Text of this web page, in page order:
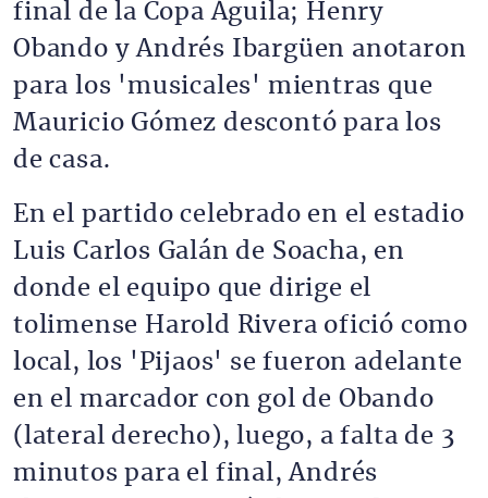
final de la Copa Águila; Henry
Obando y Andrés Ibargüen anotaron
para los 'musicales' mientras que
Mauricio Gómez descontó para los
de casa.
En el partido celebrado en el estadio
Luis Carlos Galán de Soacha, en
donde el equipo que dirige el
tolimense Harold Rivera ofició como
local, los 'Pijaos' se fueron adelante
en el marcador con gol de Obando
(lateral derecho), luego, a falta de 3
minutos para el final, Andrés